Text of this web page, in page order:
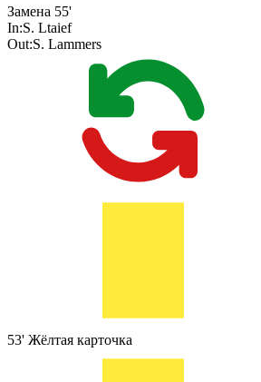
Замена 55'
In:S. Ltaief
Out:S. Lammers
53' Жёлтая карточка